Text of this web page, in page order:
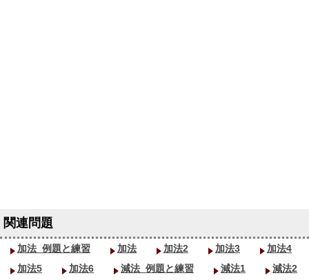
加法_ 例題と練習 加法 加法2 加法3
加法4
加法5
加法6 減法_ 例題と練習 減法1
減法2